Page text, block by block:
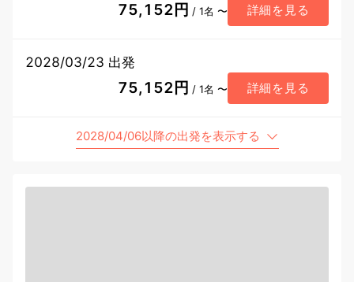
75,152円 / 1名 〜 詳細を見る
2028/03/23 出発
75,152円 / 1名 〜 詳細を見る
2028/04/06以降の出発を表示する